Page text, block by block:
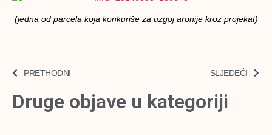
(jedna od parcela koja konkuriše za uzgoj aronije kroz projekat)
PRETHODNI SLJEDEĆI
Druge objave u kategoriji